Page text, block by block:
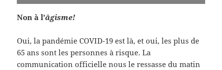
Non à l’âgisme!
Oui, la pandémie COVID-19 est là, et oui, les plus de
65 ans sont les personnes à risque. La
communication officielle nous le ressasse du matin